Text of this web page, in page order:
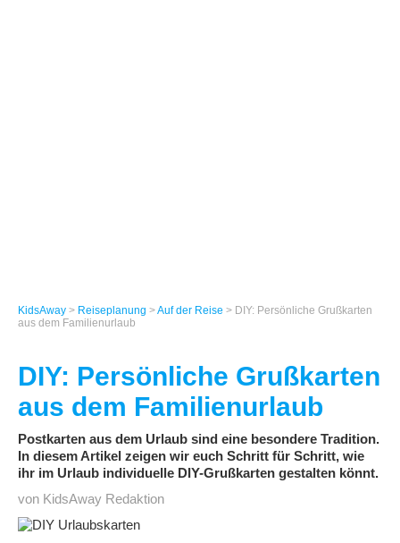
KidsAway > Reiseplanung >Auf der Reise > DIY: Persönliche Grußkarten
aus dem Familienurlaub
DIY: Persönliche Grußkarten
aus dem Familienurlaub
Postkarten aus dem Urlaub sind eine besondere Tradition.
In diesem Artikel zeigen wir euch Schritt für Schritt, wie
ihr im Urlaub individuelle DIY-Grußkarten gestalten könnt.
von KidsAway Redaktion